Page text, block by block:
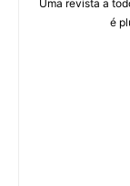
Uma revista a
é